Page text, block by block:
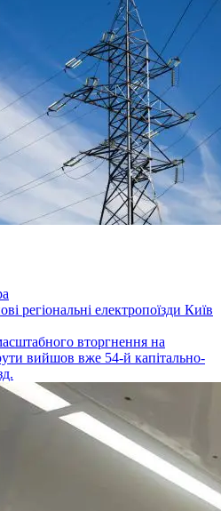
регіональні електропоїзди Київ
вторгнення на
вийшов вже 54-й капітально-